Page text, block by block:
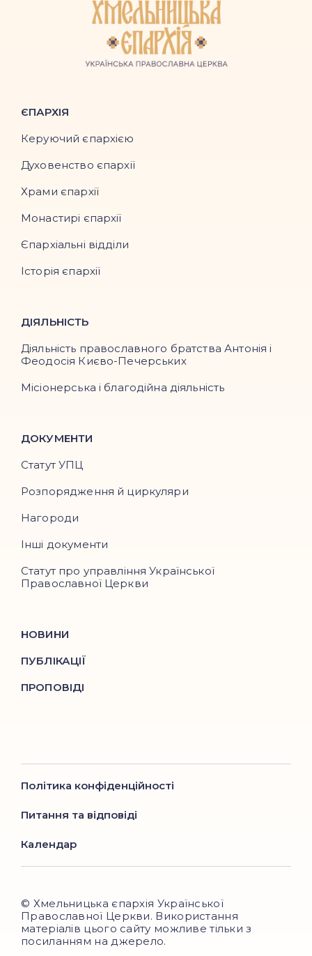
ЄПАРХІЯ
Керуючий єпархією
Духовенство єпархії
Храми єпархії
Монастирі єпархії
Єпархіальні відділи
Історія єпархії
ДІЯЛЬНІСТЬ
Діяльність православного братства Антонія і
Феодосія Києво-Печерських
Місіонерська і благодійна діяльність
ДОКУМЕНТИ
Статут УПЦ
Розпорядження й циркуляри
Нагороди
Інші документи
Статут про управління Української
Православної Церкви
НОВИНИ
ПУБЛІКАЦІЇ
ПРОПОВІДІ
Політика конфіденційності
Питання та відповіді
Календар
© Хмельницька єпархія Української
Православної Церкви. Використання
матеріалів цього сайту можливе тільки з
посиланням на джерело.